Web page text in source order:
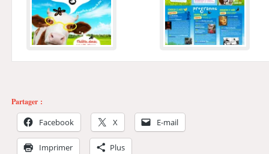
Partager :
Facebook X E-mail
Imprimer Plus